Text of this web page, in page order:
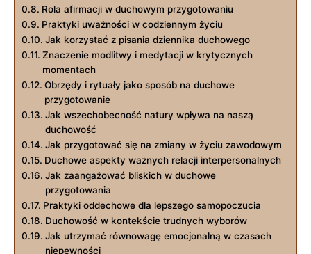
Rola afirmacji ‍w duchowym przygotowaniu
Praktyki uważności w⁣ codziennym ​życiu
Jak korzystać z ⁢pisania dziennika duchowego
Znaczenie modlitwy i ‍medytacji w krytycznych
momentach
Obrzędy i rytuały jako sposób na ​duchowe
przygotowanie
Jak wszechobecność natury wpływa na naszą
duchowość
Jak‌ przygotować się na zmiany w życiu⁤ zawodowym
Duchowe aspekty ważnych relacji interpersonalnych
Jak zaangażować bliskich w duchowe
przygotowania
Praktyki oddechowe dla lepszego samopoczucia
Duchowość w‍ kontekście trudnych wyborów
Jak utrzymać równowagę emocjonalną w czasach
niepewności